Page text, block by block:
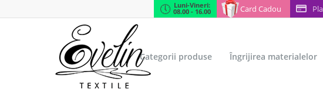
Card Cadou
Luni-Vineri:
08.00 - 16.00
Categorii produse Îngrijirea materialelor